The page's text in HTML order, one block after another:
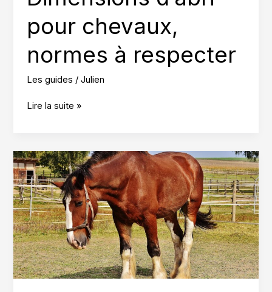
pour chevaux,
normes à respecter
Les guides /Julien
Dimensions
normes
à
respecter
Lire la suite »